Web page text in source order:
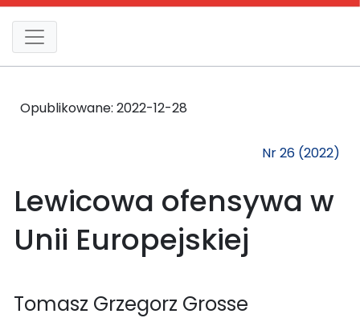
Opublikowane: 2022-12-28
Nr 26 (2022)
Lewicowa ofensywa w
Unii Europejskiej
Tomasz Grzegorz Grosse